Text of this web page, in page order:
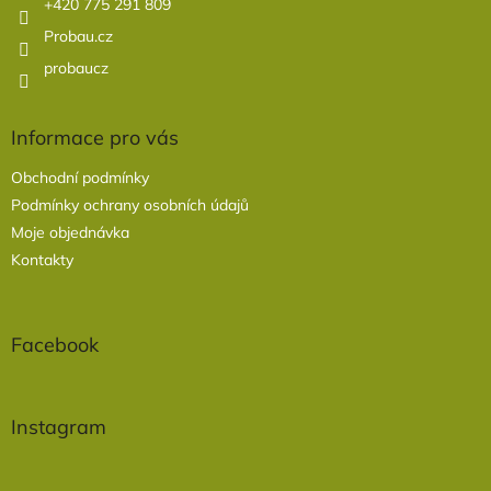
+420 775 291 809
Probau.cz
probaucz
Informace pro vás
Obchodní podmínky
Podmínky ochrany osobních údajů
Moje objednávka
Kontakty
Facebook
Instagram